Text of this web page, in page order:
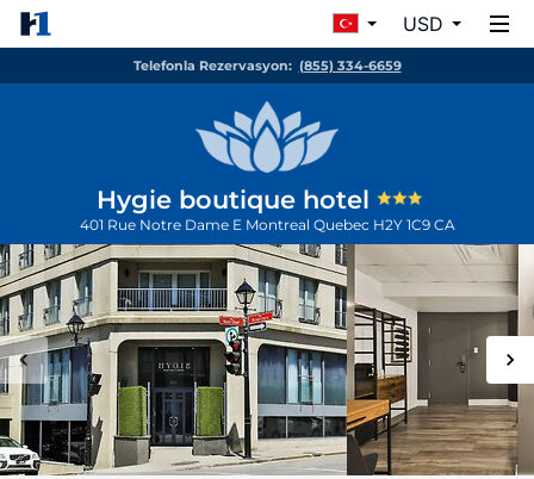
USD
Telefonla Rezervasyon: (855) 334-6659
Hygie boutique hotel
401 Rue Notre Dame E Montreal Quebec H2Y 1C9 CA